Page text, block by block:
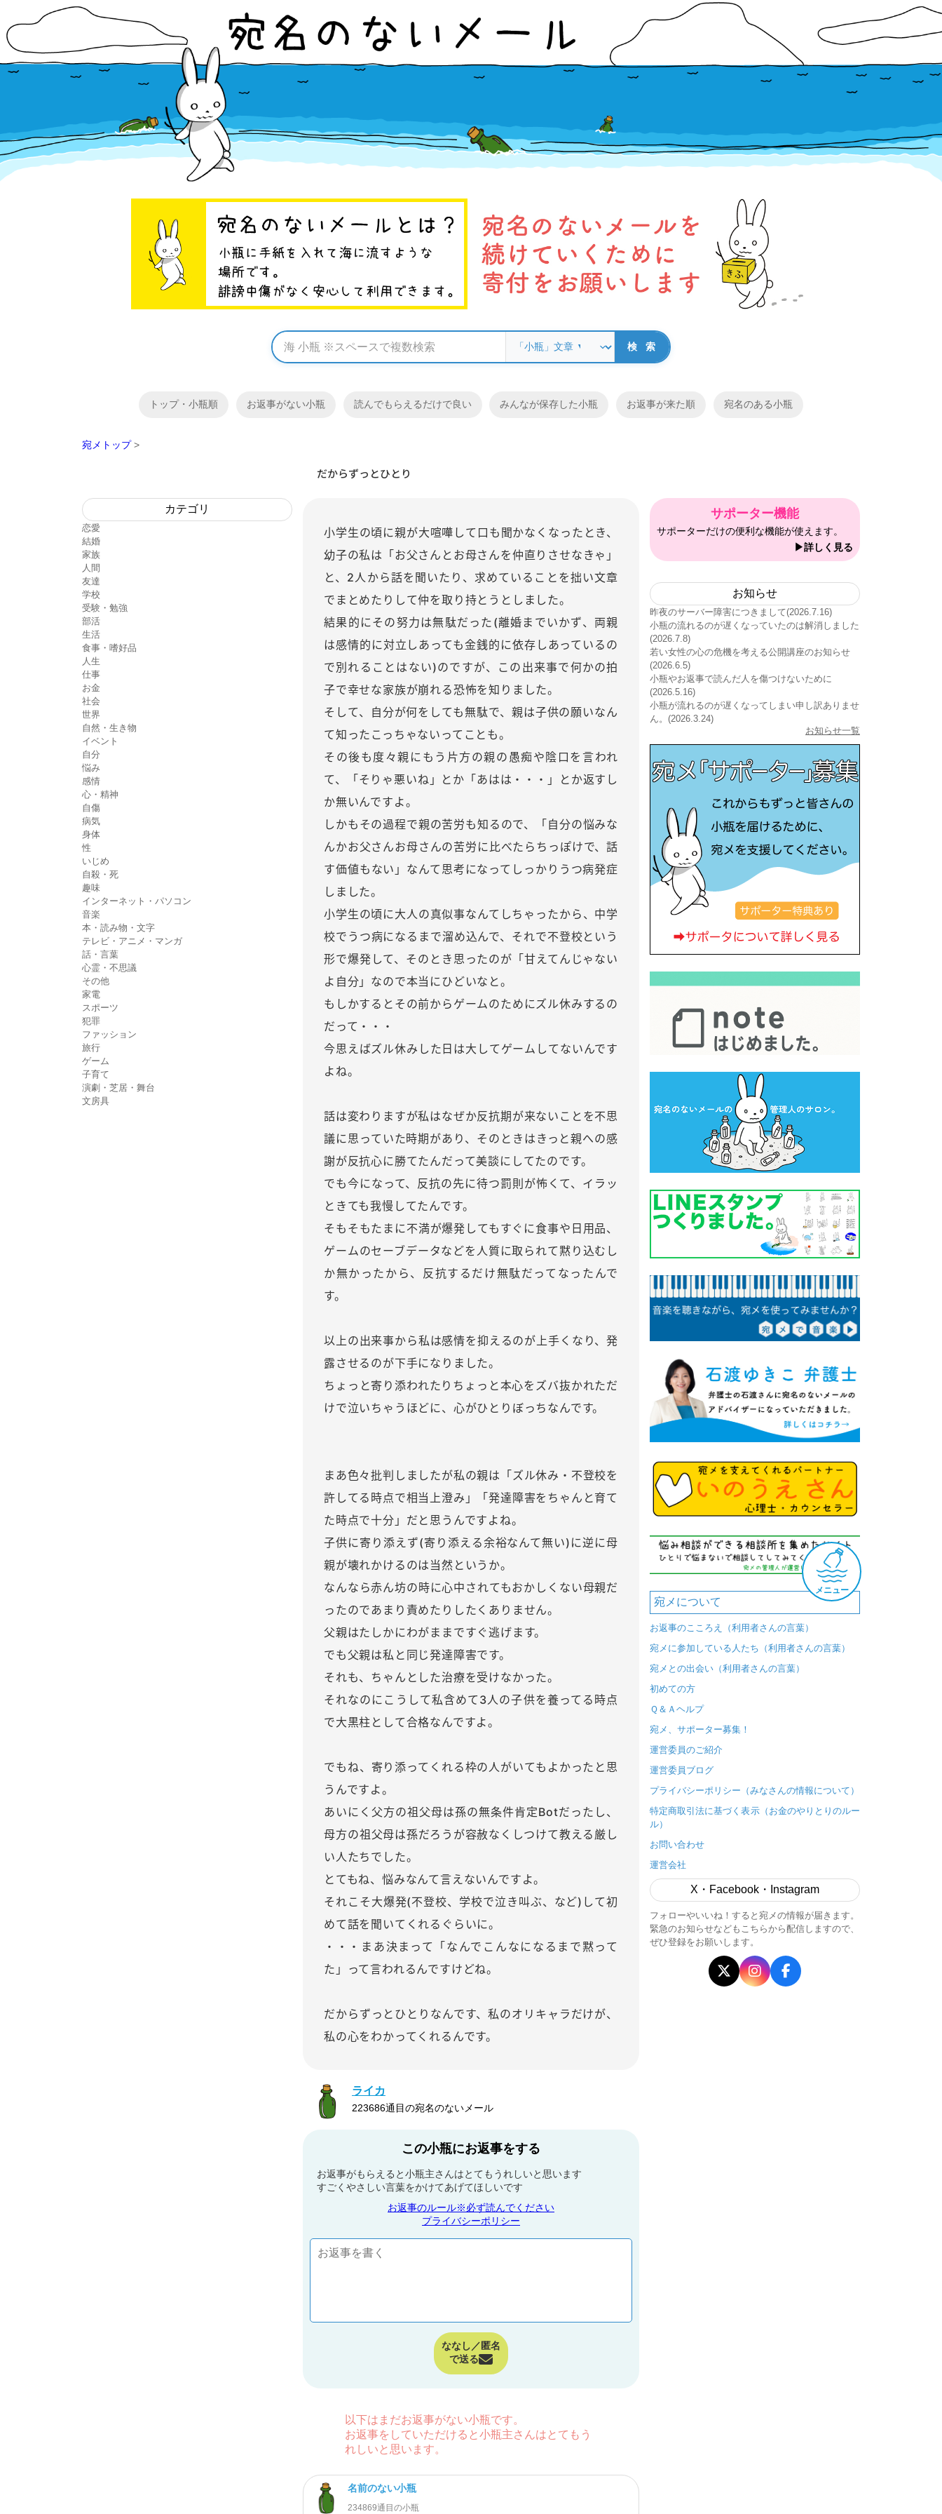
メニュー
トップ・小瓶順 お返事がない小瓶 読んでもらえるだけで良い みんなが保存した小瓶 お返事が来た順 宛名のある小瓶
宛メトップ >
だからずっとひとり
カテゴリ
恋愛
結婚
家族
人間
友達
学校
受験・勉強
部活
生活
食事・嗜好品
人生
仕事
お金
社会
世界
自然・生き物
イベント
自分
悩み
感情
心・精神
自傷
病気
身体
性
いじめ
自殺・死
趣味
インターネット・パソコン
音楽
本・読み物・文字
テレビ・アニメ・マンガ
話・言葉
心霊・不思議
その他
家電
スポーツ
犯罪
ファッション
旅行
ゲーム
子育て
演劇・芝居・舞台
文房具
小学生の頃に親が大喧嘩して口も聞かなくなったとき、
幼子の私は「お父さんとお母さんを仲直りさせなきゃ」
と、2人から話を聞いたり、求めていることを拙い文章
でまとめたりして仲を取り持とうとしました。
結果的にその努力は無駄だった(離婚までいかず、両親
は感情的に対立しあっても金銭的に依存しあっているの
で別れることはない)のですが、この出来事で何かの拍
子で幸せな家族が崩れる恐怖を知りました。
そして、自分が何をしても無駄で、親は子供の願いなん
て知ったこっちゃないってことも。
その後も度々親にもう片方の親の愚痴や陰口を言われ
て、「そりゃ悪いね」とか「あはは・・・」とか返すし
か無いんですよ。
しかもその過程で親の苦労も知るので、「自分の悩みな
んかお父さんお母さんの苦労に比べたらちっぽけで、話
す価値もない」なんて思考になってしっかりうつ病発症
しました。
小学生の頃に大人の真似事なんてしちゃったから、中学
校でうつ病になるまで溜め込んで、それで不登校という
形で爆発して、そのとき思ったのが「甘えてんじゃない
よ自分」なので本当にひどいなと。
もしかするとその前からゲームのためにズル休みするの
だって・・・
今思えばズル休みした日は大してゲームしてないんです
よね。
話は変わりますが私はなぜか反抗期が来ないことを不思
議に思っていた時期があり、そのときはきっと親への感
謝が反抗心に勝てたんだって美談にしてたのです。
でも今になって、反抗の先に待つ罰則が怖くて、イラッ
ときても我慢してたんです。
そもそもたまに不満が爆発してもすぐに食事や日用品、
ゲームのセーブデータなどを人質に取られて黙り込むし
か無かったから、反抗するだけ無駄だってなったんで
す。
以上の出来事から私は感情を抑えるのが上手くなり、発
露させるのが下手になりました。
ちょっと寄り添われたりちょっと本心をズバ抜かれただ
けで泣いちゃうほどに、心がひとりぼっちなんです。
まあ色々批判しましたが私の親は「ズル休み・不登校を
許してる時点で相当上澄み」「発達障害をちゃんと育て
た時点で十分」だと思うんですよね。
子供に寄り添えず(寄り添える余裕なんて無い)に逆に母
親が壊れかけるのは当然というか。
なんなら赤ん坊の時に心中されてもおかしくない母親だ
ったのであまり責めたりしたくありません。
父親はたしかにわがままですぐ逃げます。
でも父親は私と同じ発達障害です。
それも、ちゃんとした治療を受けなかった。
それなのにこうして私含めて3人の子供を養ってる時点
で大黒柱として合格なんですよ。
でもね、寄り添ってくれる枠の人がいてもよかったと思
うんですよ。
あいにく父方の祖父母は孫の無条件肯定Botだったし、
母方の祖父母は孫だろうが容赦なくしつけて教える厳し
い人たちでした。
とてもね、悩みなんて言えないんですよ。
それこそ大爆発(不登校、学校で泣き叫ぶ、など)して初
めて話を聞いてくれるぐらいに。
・・・まあ決まって「なんでこんなになるまで黙って
た」って言われるんですけどね。
だからずっとひとりなんです、私のオリキャラだけが、
私の心をわかってくれるんです。
ライカ
223686通目の宛名のないメール
この小瓶にお返事をする
お返事がもらえると小瓶主さんはとてもうれしいと思います
すごくやさしい言葉をかけてあげてほしいです
お返事のルール※必ず読んでください
プライバシーポリシー
ななし／匿名
で送る
以下はまだお返事がない小瓶です。
お返事をしていただけると小瓶主さんはとてもう
れしいと思います。
名前のない小瓶
234869通目の小瓶
サポーター機能
サポーターだけの便利な機能が使えます。
▶詳しく見る
お知らせ
昨夜のサーバー障害につきまして(2026.7.16)
小瓶の流れるのが遅くなっていたのは解消しました
(2026.7.8)
若い女性の心の危機を考える公開講座のお知らせ
(2026.6.5)
小瓶やお返事で読んだ人を傷つけないために
(2026.5.16)
小瓶が流れるのが遅くなってしまい申し訳ありませ
ん。(2026.3.24)
お知らせ一覧
宛メについて
お返事のこころえ（利用者さんの言葉）
宛メに参加している人たち（利用者さんの言葉）
宛メとの出会い（利用者さんの言葉）
初めての方
Ｑ＆Ａヘルプ
宛メ、サポーター募集！
運営委員のご紹介
運営委員ブログ
プライバシーポリシー（みなさんの情報について）
特定商取引法に基づく表示（お金のやりとりのルー
ル）
お問い合わせ
運営会社
X・Facebook・Instagram
フォローやいいね！すると宛メの情報が届きます。
緊急のお知らせなどもこちらから配信しますので、
ぜひ登録をお願いします。